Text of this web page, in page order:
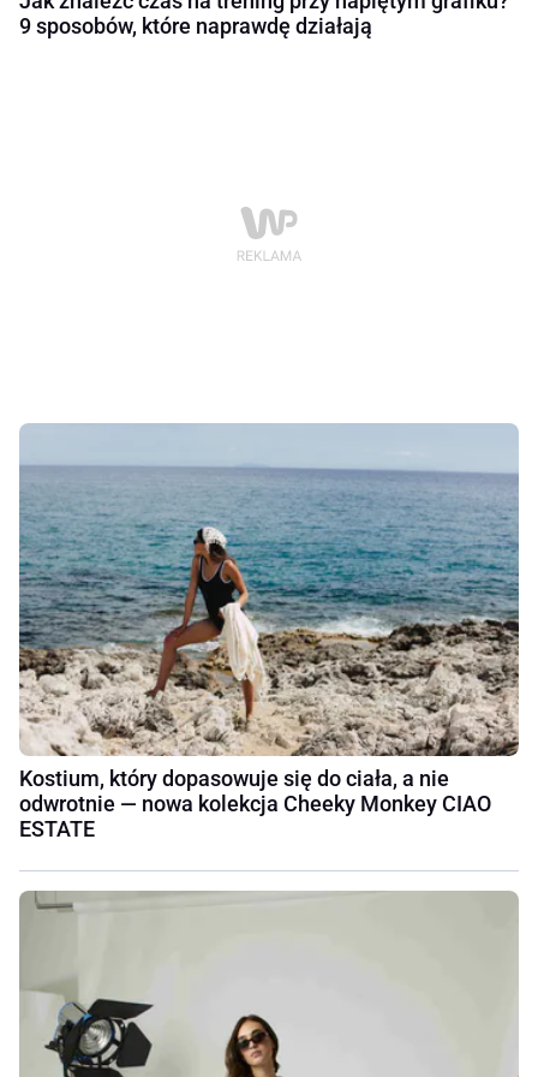
9 sposobów, które naprawdę działają
Kostium, który dopasowuje się do ciała, a nie
odwrotnie — nowa kolekcja Cheeky Monkey CIAO
ESTATE